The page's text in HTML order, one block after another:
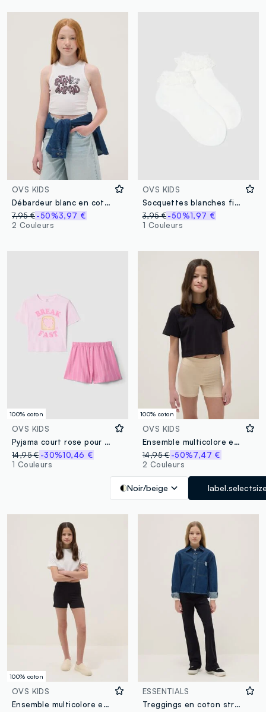
OVS KIDS
Débardeur blanc en coton stretch imprimé pour fille, coupe ajustée
7,95 €-50%3,97 €
2 Couleurs
OVS KIDS
Socquettes blanches fille en coton mélangé extensible avec volant
3,95 €-50%1,97 €
1 Couleurs
100% coton
OVS KIDS
Pyjama court rose pour fille en coton pur regular fit avec imprimé
14,95 €-30%10,46 €
1 Couleurs
100% coton
OVS KIDS
Ensemble multicolore en pur coton pour filles, coupe classique
14,95 € -50%7,47 €
2 Couleurs
Noir/beige
100% coton
OVS KIDS
Ensemble multicolore en pur coton coupe regular pour fille
ESSENTIALS
Treggings en coton stretch noirs pour fille coupe regular